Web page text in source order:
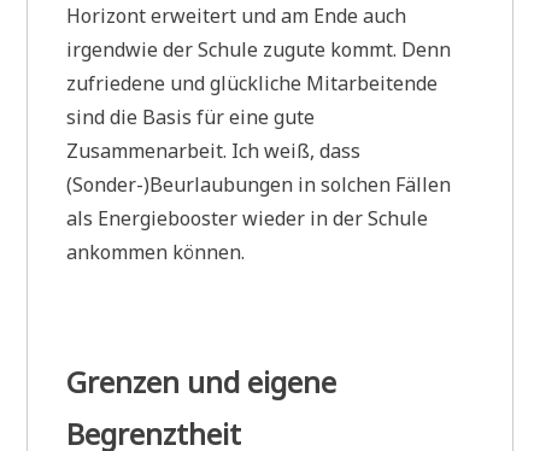
Horizont erweitert und am Ende auch
irgendwie der Schule zugute kommt. Denn
zufriedene und glückliche Mitarbeitende
sind die Basis für eine gute
Zusammenarbeit. Ich weiß, dass
(Sonder-)Beurlaubungen in solchen Fällen
als Energiebooster wieder in der Schule
ankommen können.
Grenzen und eigene
Begrenztheit